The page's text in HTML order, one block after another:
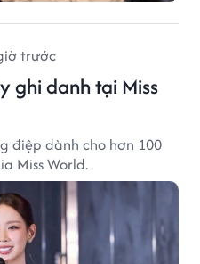
trước
ghi danh tại Miss
điệp dành cho hơn 100
Miss World.